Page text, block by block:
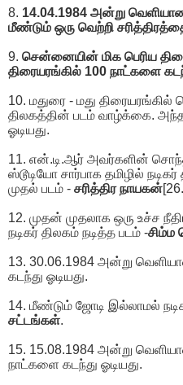
8. 14.04.1984 அன்று
மீண்டும் ஒரு வெற்றி
9. சென்னையின் மிக பெரிய
திரையரங்கில் 100 நாட்களை
10. மதுரை - மது திரையரங்கில்
திலகத்தின் படம் வாழ்க்கை.
ஓடியது.
11. என்.டி.ஆர் அவர்களின்
ஸ்டூடியோ சார்பாக தமிழில்
முதல் படம் - சரித்திர நாயகன்
12. முதன் முதலாக ஒரு உச்ச
நடிகர் திலகம் நடித்த படம் -
13. 30.06.1984 அன்று
கடந்து ஓடியது.
14. மீண்டும் ஜோடி இல்லாமல்
சட்டங்கள்.
15. 15.08.1984 அன்று
நாட்களை கடந்து ஓடியது.